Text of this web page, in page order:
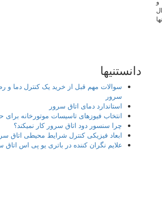
دانستنیها
سوالات مهم قبل از خرید یک کنترل دما و
سرور
استاندارد دمای اتاق سرور
انتخاب فیوزهای تاسیسات موتورخانه
چرا سنسور دود اتاق سرور کار نمیکند؟
ابعاد فیزیکی کنترل شرایط محیطی اتاق
علایم نگران کننده در باتری یو پی اس اتاق